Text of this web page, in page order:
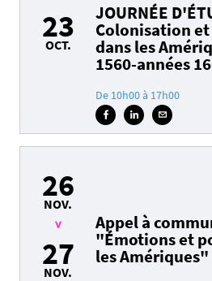
23
OCT.
JOURNÉE
Colonisation
dans les
1560-années
De 10h00 à 17h00
26
NOV.
>
27
NOV.
Appel à
"Émotions et
les Amériques"